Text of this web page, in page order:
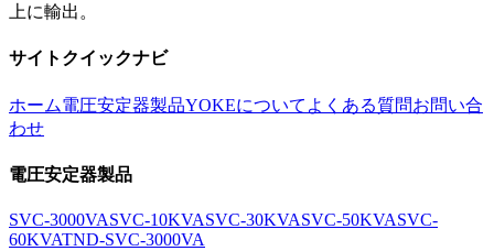
上に輸出。
サイトクイックナビ
ホーム電圧安定器製品YOKEについて よくある質問お問い合
わせ
電圧安定器製品
SVC-3000VASVC-10KVASVC-30KVASVC-50KVASVC-
60KVATND-SVC-3000VA